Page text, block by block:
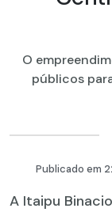
O
públicos
Publicado em
A Itaipu